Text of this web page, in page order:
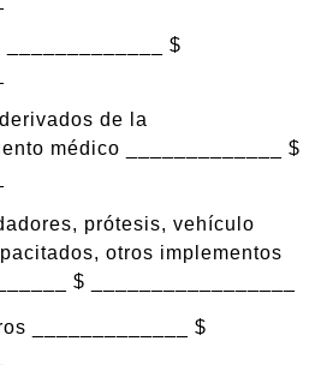
$
de la
médico _____________ $
prótesis, vehículo
otros implementos
$ _________________
_____________ $